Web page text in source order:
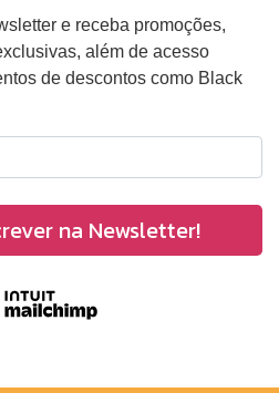
e receba promoções,
além de acesso
de descontos como Black